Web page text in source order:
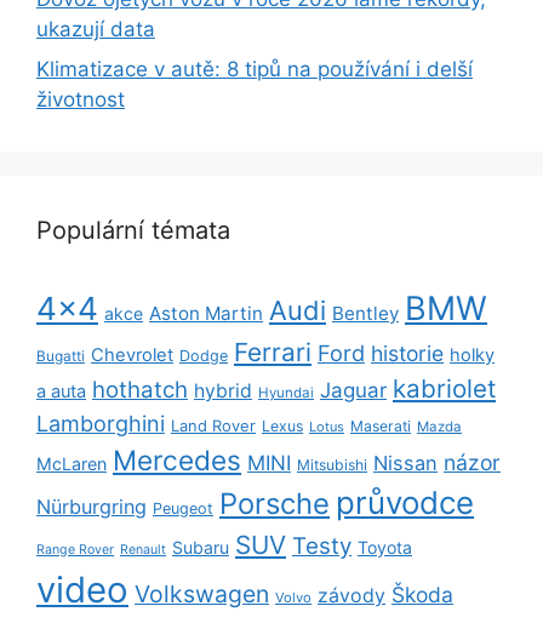
ukazují data
Klimatizace v autě: 8 tipů na používání i delší
životnost
Populární témata
4x4 akce Aston Martin Audi Bentley BMW
Bugatti Chevrolet Dodge Ferrari Ford historie holky
a auta hothatch hybrid Hyundai Jaguar kabriolet
Lamborghini Land Rover Lexus Lotus Maserati Mazda
McLaren Mercedes MINI Mitsubishi Nissan názor
Nürburgring Peugeot Porsche průvodce
Range Rover Renault Subaru SUV Testy Toyota
video Volkswagen Volvo závody Škoda